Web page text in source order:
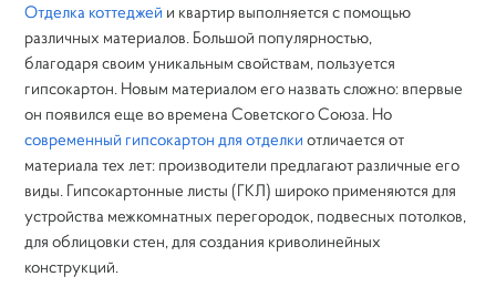
Дизайн интерьера
Инженерные системы
Компания
Отделка коттеджей и квартир выполняется с помощью
различных материалов. Большой популярностью,
благодаря своим уникальным свойствам, пользуется
гипсокартон. Новым материалом его назвать сложно: впервые
он появился еще во времена Советского Союза. Но
современный гипсокартон для отделки отличается от
материала тех лет: производители предлагают различные его
виды. Гипсокартонные листы (ГКЛ) широко применяются для
устройства межкомнатных перегородок, подвесных потолков,
для облицовки стен, для создания криволинейных
конструкций.